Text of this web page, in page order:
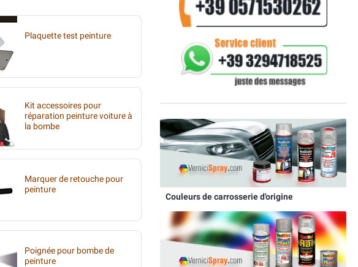
Plaquette test peinture
Kit accessoires pour
réparation peinture voiture à
la bombe
Marquer de retouche pour
peinture
Poignée pour bombe de
peinture
Couleurs de carrosserie d'origine